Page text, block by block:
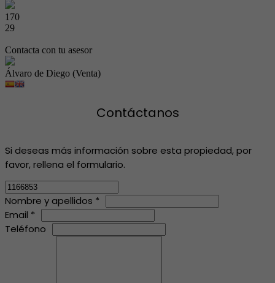
170
29
Contacta con tu asesor
Álvaro de Diego (Venta)
Contáctanos
Si deseas más información sobre esta propiedad, por
favor, rellena el formulario.
Nombre y apellidos *
Email *
Teléfono